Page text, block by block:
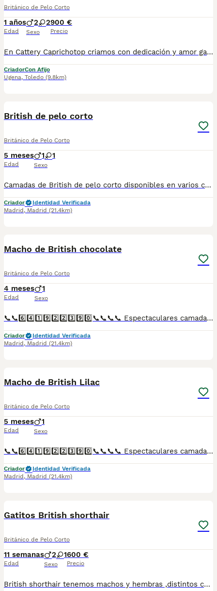
Británico de Pelo Corto
1 años
Edad
2 2
Sexo
900 €
Precio
En Cattery Caprichotop criamos con dedicación y amor gatitos Scottish Fold y Scottish Straight.Se entregan desde 3 meses de edad completamente sanos y listos para su nuevo hogar.Incluen vacunas, desparasitacion, cartilla sanitaria, microchip, pedigrí y contrato.Selicionamos cuidadosamente a las familias para asegurarnos de que cada gatito encuentre un hogar donde reciba amor y atención.Para más información contáctanos por teléfono o WhatsApp 722275311.
CriadorCon Afijo
Ugena, Toledo (9.8km)
British de pelo corto
Británico de Pelo Corto
5 meses
Edad
1 1
Sexo
Camadas de British de pelo corto disponibles en varios colores y tonalidades. Machos y hembras. Criadores responsables y familiares. Se entregan a partir de 2 meses de edad y sus vacunas correspondientes, desparasitados. Todos los cachorros son descendientes de las mejores líneas nacionales. Se entregan en toda España con transporte de alta calidad preparado para animales, van en vehículo climatizado con chófer particular a cargo del comprador. Si tienes dudas o consultas sobre la raza, podemos resolver tus dudas por whats app ;) Abogamos por una cría nacional (no en países del este) en un ambiente familiar con personas con vocación en una cría ética y responsable, y que por encima de todo, aman a los animales Teléfono / Whats app: 641 92 23 90
Criador
Identidad Verificada
Madrid , Madrid (21.4km)
Macho de British chocolate
Británico de Pelo Corto
4 meses
Edad
1
Sexo
📞📞6️⃣4️⃣1️⃣9️⃣2️⃣2️⃣3️⃣9️⃣0️⃣📞📞📞📞 Espectaculares camadas de gatitos de British chocolate nacionales descendientes de las mejores líneas de sangre. Disponibles tanto hembras como machos. Las camadas están bajo supervisión veterinaria desde su nacimiento hasta que son entregadas a su nueva familia. Criados por un equipo de profesionales y mejores personas que, con más de 20 años de experiencia , cuidan a los animales por vocación, aplicando una cría ética y responsable para que cada cachorro se desarrolle con la mejor salud y con un buen temperamento. Todos los cachorritos se entregan con unos dos meses y medio de edad y sus vacunas correspondientes, desparasitados interna y externamente, con certificado de salud, y garantía tanto por enfermedad vírica como congénito genética. Posibilidad de entregar en toda España mediante transporte propio preparado para animales y con chofer privado. Los precios pueden variar según las características y morfología de cada cachorro. Añádenos al whats app o llámanos, y encantados atenderemos todas tus dudas y consultas. Teléfono / Whats app: 641 92 23 90
Criador
Identidad Verificada
Madrid , Madrid (21.4km)
Macho de British Lilac
Británico de Pelo Corto
5 meses
Edad
1
Sexo
📞📞6️⃣4️⃣1️⃣9️⃣2️⃣2️⃣3️⃣9️⃣0️⃣📞📞📞📞 Espectaculares camadas de gatitos de British Lilac nacionales descendientes de las mejores líneas de sangre. Disponibles tanto hembras como machos. Las camadas están bajo supervisión veterinaria desde su nacimiento hasta que son entregadas a su nueva familia. Criados por un equipo de profesionales y mejores personas que, con más de 20 años de experiencia , cuidan a los animales por vocación, aplicando una cría ética y responsable para que cada cachorro se desarrolle con la mejor salud y con un buen temperamento. Todos los cachorritos se entregan con unos dos meses y medio de edad y sus vacunas correspondientes, desparasitados interna y externamente, con certificado de salud, y garantía tanto por enfermedad vírica como congénito genética. Posibilidad de entregar en toda España mediante transporte propio preparado para animales y con chofer privado. Los precios pueden variar según las características y morfología de cada cachorro. Añádenos al whats app o llámanos, y encantados atenderemos todas tus dudas y consultas. Teléfono / Whats app: 641 92 23 90
Criador
Identidad Verificada
Madrid , Madrid (21.4km)
Gatitos British shorthair
Británico de Pelo Corto
11 semanas
Edad
2 1
Sexo
600 €
Precio
British shorthair tenemos machos y hembras ,distintos colores Nuestros cachorros nacen y crecen en un ambiente familiar ,sin jaulas ,con un respeto y exclusiva cria,somos respetuosos con el tiempo de destete ,cada gatito necesita su tiempo.. Destetamos con un pienso de alta calidad revisados ,desde el nacimiento ,hasta la entrega por un veterinario competente ,buscando siempre el bienestar de nuestros animales.. Sociabilizados y equilibrados tanto padres como gatitos Se entregan con todo el protocolo veterinario legal,y garantías por escrito completas.. Tenemos servicio de entrega personalizado a cualquier punto de España,directo.. Precio Real!! Dejanos tú teléfono y te mandamos toda la información fotos y vídeos ..